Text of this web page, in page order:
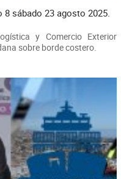
sábado 23 agosto 2025.
y Comercio Exterior
sobre borde costero.